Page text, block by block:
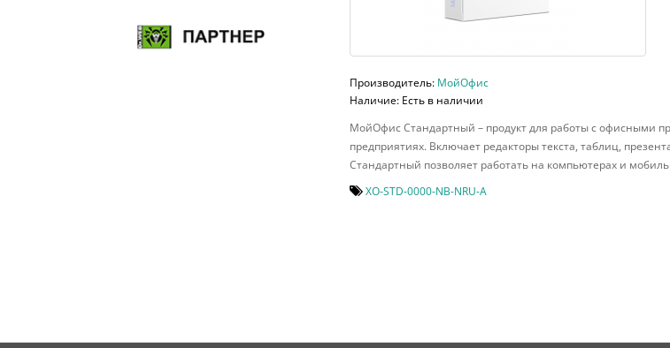
Производитель: МойОфис
Наличие: Есть в наличии
МойОфис Стандартный – продукт для работы с офисными
предприятиях. Включает редакторы текста, таблиц,
Стандартный позволяет работать на компьютерах и
XO-STD-0000-NB-NRU-A